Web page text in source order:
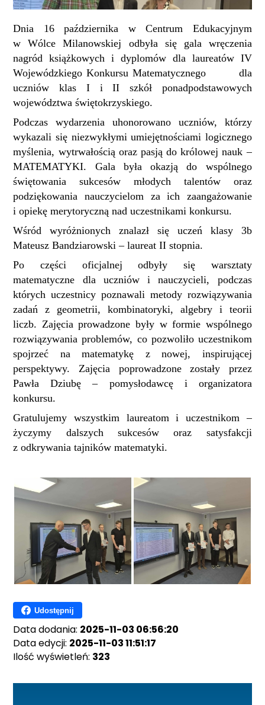
Dnia 16 października w Centrum Edukacyjnym
w Wólce Milanowskiej odbyła się gala wręczenia
nagród książkowych i dyplomów dla laureatów IV
Wojewódzkiego Konkursu Matematycznego
dla
uczniówklas I iII szkół ponadpodstawowych
województwa świętokrzyskiego.
Podczas wydarzenia uhonorowano uczniów, którzy
wykazali się niezwykłymi umiejętnościami logicznego
myślenia, wytrwałością oraz pasją do królowej nauk –
MATEMATYKI. Gala była okazją do wspólnego
świętowania sukcesów młodych talentów oraz
podziękowania nauczycielom za ich zaangażowanie
i opiekę merytoryczną nad uczestnikami konkursu.
Wśród wyróżnionych znalazł się uczeń klasy 3b
MateuszBandziarowski – laureat IIstopnia.
Po części oficjalnej odbyły się warsztaty
matematyczne dla uczniów i nauczycieli, podczas
których uczestnicy poznawali metody rozwiązywania
zadań z geometrii, kombinatoryki, algebry i teorii
liczb. Zajęcia prowadzone były w formie wspólnego
rozwiązywania problemów, co pozwoliło uczestnikom
spojrzeć na matematykę z nowej, inspirującej
perspektywy. Zajęcia poprowadzone zostały przez
Pawła Dziubę – pomysłodawcę i organizatora
konkursu.
Gratulujemy wszystkim laureatom i uczestnikom –
życzymy dalszych sukcesów oraz satysfakcji
z odkrywania tajników matematyki.
Udostępnij
Data dodania: 2025-11-03 06:56:20
Data edycji: 2025-11-03 11:51:17
Ilość wyświetleń: 323